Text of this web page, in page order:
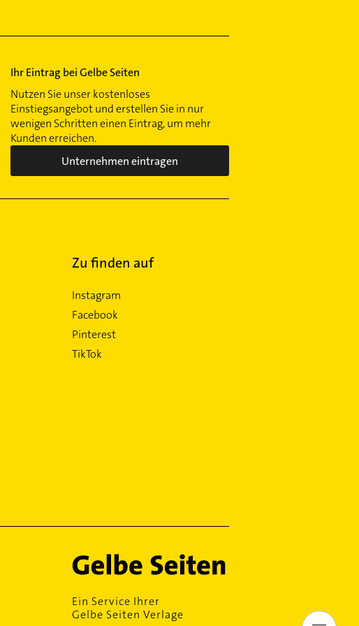
Ihr Eintrag bei Gelbe Seiten
Nutzen Sie unser kostenloses
Einstiegsangebot und erstellen Sie in nur
wenigen Schritten einen Eintrag, um mehr
Kunden erreichen.
Unternehmen eintragen
Zu finden auf
Instagram
Facebook
Pinterest
TikTok
Ein Service Ihrer
Gelbe Seiten Verlage